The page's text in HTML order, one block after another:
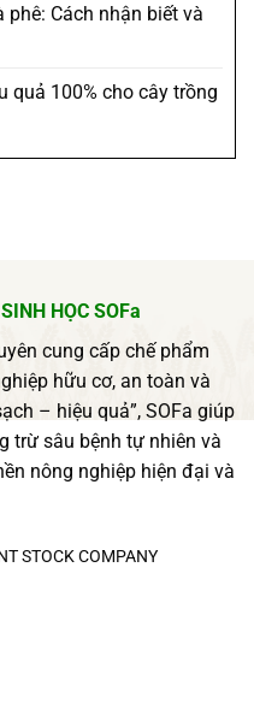
phê: Cách nhận biết và
quả 100% cho cây trồng
HỌC SOFa
cung cấp chế phẩm
hữu cơ, an toàn và
– hiệu quả”, SOFa giúp
trừ sâu bệnh tự nhiên và
nông nghiệp hiện đại và
STOCK COMPANY